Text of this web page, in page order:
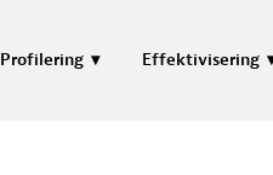
Profilering Effektivisering